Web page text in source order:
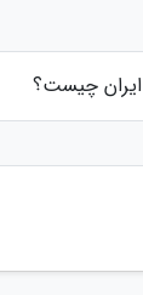
ایران چیست؟